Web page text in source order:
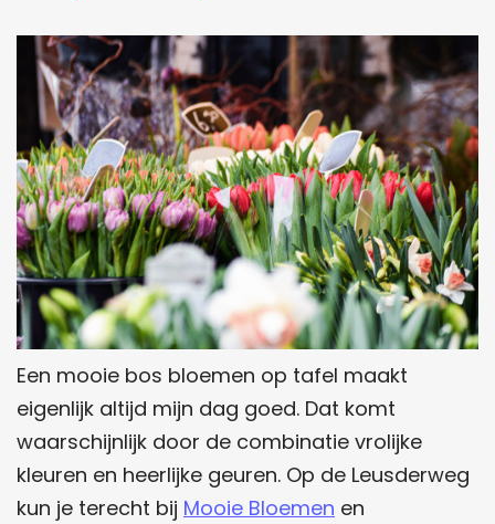
Een mooie bos bloemen op tafel maakt
eigenlijk altijd mijn dag goed. Dat komt
waarschijnlijk door de combinatie vrolijke
kleuren en heerlijke geuren. Op de Leusderweg
kun je terecht bij Mooie Bloemen en